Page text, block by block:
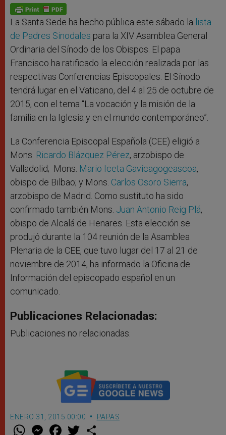
p
p
g
e
r
o
k
La Santa Sede ha hecho pública este sábado la lista
de Padres Sinodales para la XIV Asamblea General
Ordinaria del Sínodo de los Obispos. El papa
Francisco ha ratificado la elección realizada por las
respectivas Conferencias Episcopales. El Sínodo
tendrá lugar en el Vaticano, del 4 al 25 de octubre de
2015, con el tema “La vocación y la misión de la
familia en la Iglesia y en el mundo contemporáneo”.
La Conferencia Episcopal Española (CEE) eligió a
Mons. Ricardo Blázquez Pérez, arzobispo de
Valladolid; Mons. Mario Iceta Gavicagogeascoa,
obispo de Bilbao; y Mons. Carlos Osoro Sierra,
arzobispo de Madrid. Como sustituto ha sido
confirmado también Mons. Juan Antonio Reig Plá,
obispo de Alcalá de Henares. Esta elección se
produjó durante la 104 reunión de la Asamblea
Plenaria de la CEE, que tuvo lugar del 17 al 21 de
noviembre de 2014, ha informado la Oficina de
Información del episcopado español en un
comunicado.
Publicaciones Relacionadas:
Publicaciones no relacionadas.
ENERO 31, 2015 00:00 PAPAS
W M F